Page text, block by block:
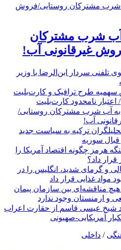
آب شرب مشترکان
غیرقانونی آب!
تلفنی سردار ابن‌الرضا با وزیر
طرح ترافیک و کارت‌بلیت
اعتبار نامحدود کارت‌بلیت
به آب شرب مشترکان روستایی/
آب!
ترکیه به سیاست جدید
قبال سوریه
هرمز چگونه اقتصاد آمریکا را
داد؟
و گرمای شدید، انگلیس را در
مواد غذایی قرار داد
مناقشه‌ای بین سازمان پیمان
و ارمنستان وجود ندارد
تند شیخ عیسی قاسم از حقارت اعراب
آمریکایی-صهیونی
/ داخلی